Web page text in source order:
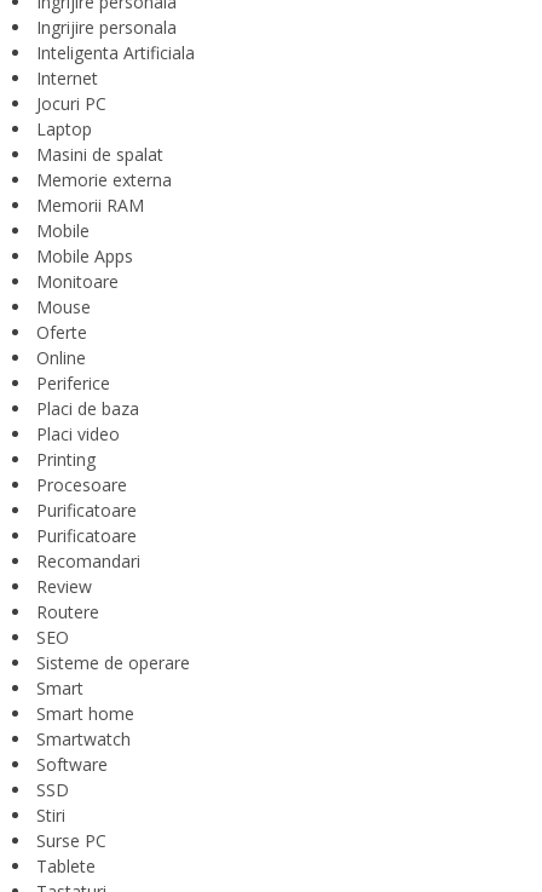
Ingrijire personala
Inteligenta Artificiala
Internet
Jocuri PC
Laptop
Masini de spalat
Memorie externa
Memorii RAM
Mobile
Mobile Apps
Monitoare
Mouse
Oferte
Online
Periferice
Placi de baza
Placi video
Printing
Procesoare
Purificatoare
Purificatoare
Recomandari
Review
Routere
SEO
Sisteme de operare
Smart
Smart home
Smartwatch
Software
SSD
Stiri
Surse PC
Tablete